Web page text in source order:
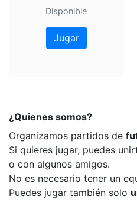
Disponible
Jugar
¿Quienes somos?
Organizamos partidos de
Si quieres jugar, puedes
o con algunos amigos.
No es necesario tener un
Puedes jugar también solo